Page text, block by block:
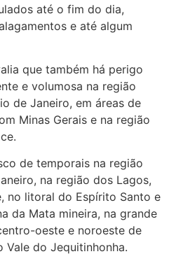
até o fim do dia,
e até algum
que também há perigo
e volumosa na região
de Janeiro, em áreas de
Minas Gerais e na região
de temporais na região
na região dos Lagos,
no litoral do Espírito Santo e
da Mata mineira, na grande
oeste e noroeste de
Vale do Jequitinhonha.